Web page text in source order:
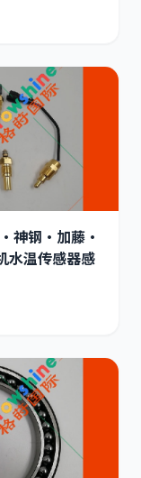
神钢·加藤·
温传感器感